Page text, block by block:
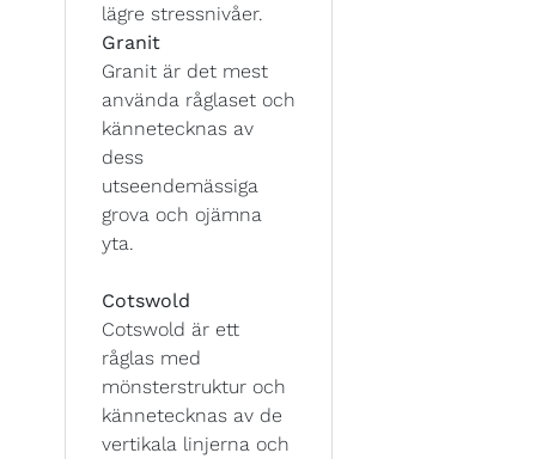
lägre stressnivåer.
Granit
Granit är det mest
använda råglaset och
kännetecknas av
dess
utseendemässiga
grova och ojämna
yta.
Cotswold
Cotswold är ett
råglas med
mönsterstruktur och
kännetecknas av de
vertikala linjerna och